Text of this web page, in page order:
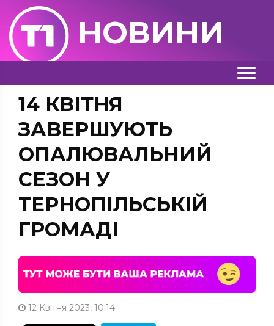
НОВИНИ
14 КВІТНЯ
ЗАВЕРШУЮТЬ
ОПАЛЮВАЛЬНИЙ
СЕЗОН У
ТЕРНОПІЛЬСЬКІЙ
ГРОМАДІ
12 Квітня 2023, 10:14